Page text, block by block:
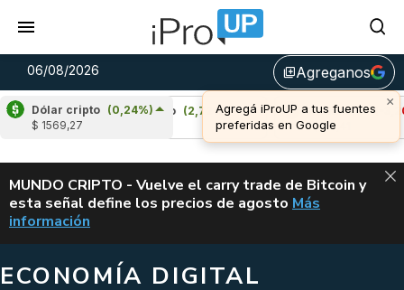
06/08/2026 library_addAgreganos
Dólar cripto (0,24%)
$ 1569,27
Cardano (2,72%)
Avalanche (-3,20%)
u$s 6,41
ALERTA
MUNDO CRIPTO - Vuelve el carry trade de Bitcoin y
esta señal define los precios de agosto VUELVE EL
Más
información
ECONOMÍA DIGITAL